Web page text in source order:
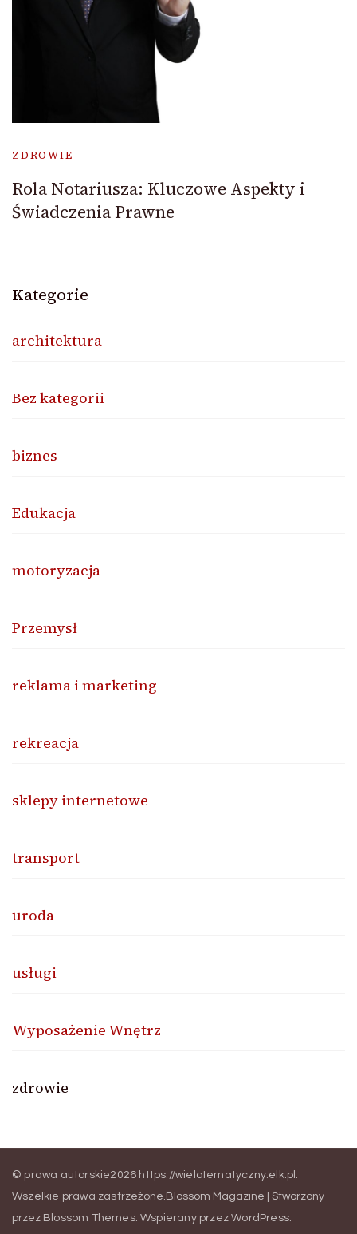
ZDROWIE
Rola Notariusza: Kluczowe Aspekty i
Świadczenia Prawne
Kategorie
architektura
Bez kategorii
biznes
Edukacja
motoryzacja
Przemysł
reklama i marketing
rekreacja
sklepy internetowe
transport
uroda
usługi
Wyposażenie Wnętrz
zdrowie
© prawa autorskie2026 https://wielotematyczny.elk.pl .
Wszelkie prawa zastrzeżone.Blossom Magazine | Stworzony
przez Blossom Themes. Wspierany przezWordPress.